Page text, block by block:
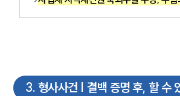
3. 형사사건 | 결백 증명 후, 할 수